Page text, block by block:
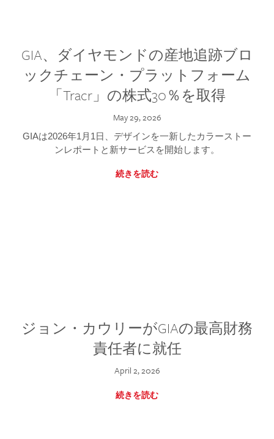
GIA、ダイヤモンドの産地追跡ブロ
ックチェーン・プラットフォーム
「Tracr」の株式30％を取得
May 29, 2026
GIAは2026年1月1日、デザインを一新したカラーストー
ンレポートと新サービスを開始します。
続きを読む
ジョン・カウリーがGIAの最高財務
責任者に就任
April 2, 2026
続きを読む